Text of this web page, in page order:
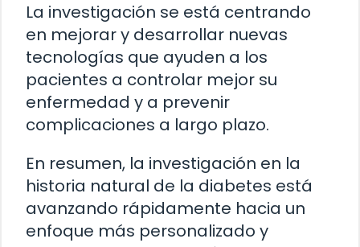
La investigación se está centrando
en mejorar y desarrollar nuevas
tecnologías que ayuden a los
pacientes a controlar mejor su
enfermedad y a prevenir
complicaciones a largo plazo.
En resumen, la investigación en la
historia natural de la diabetes está
avanzando rápidamente hacia un
enfoque más personalizado y